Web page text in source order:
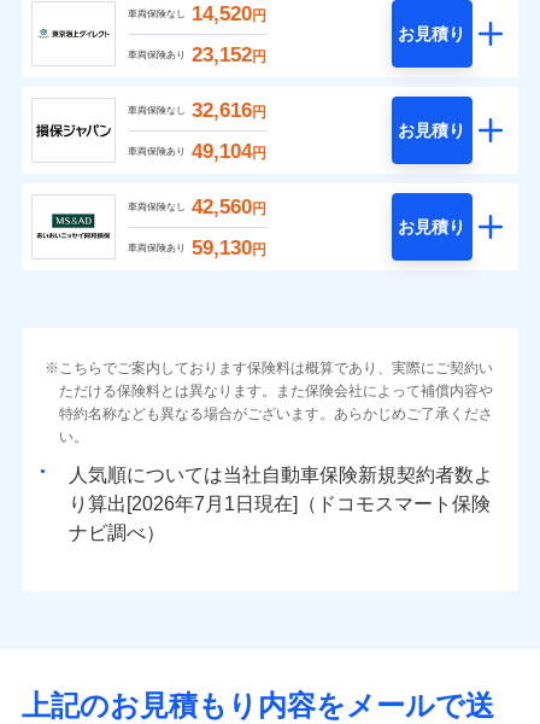
車両保険なし 14,520円
車両保険あり 23,152円
お見積り
車両保険なし 32,616円
車両保険あり 49,104円
お見積り
車両保険なし 42,560円
車両保険あり 59,130円
お見積り
こちらでご案内しております保険料は概算であり、実際にご契約い
ただける保険料とは異なります。また保険会社によって補償内容や
特約名称なども異なる場合がございます。あらかじめご了承くださ
い。
人気順については当社
新規契約者数よ
り算出[
年 月
日現在]（ドコモスマート保険
ナビ調べ）
上記のお見積もり内容をメールで送